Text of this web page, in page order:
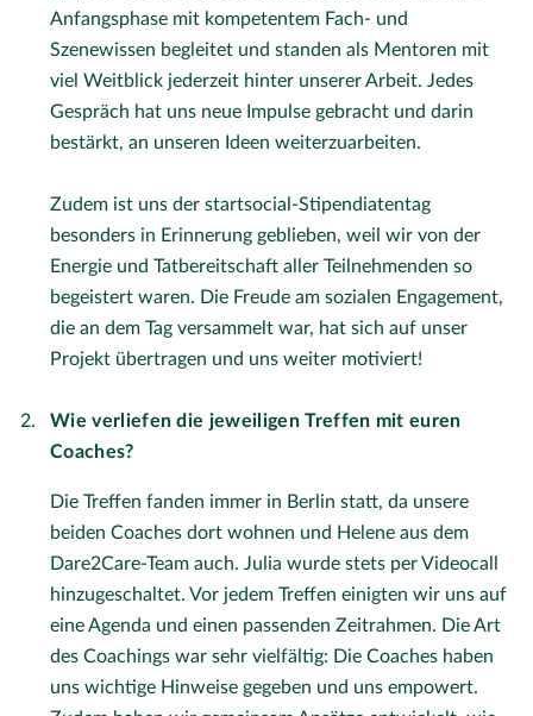
Anfangsphase mit kompetentem Fach- und
Szenewissen begleitet und standen als Mentoren mit
viel Weitblick jederzeit hinter unserer Arbeit. Jedes
Gespräch hat uns neue Impulse gebracht und darin
bestärkt, an unseren Ideen weiterzuarbeiten.
Zudem ist uns der startsocial-Stipendiatentag
besonders in Erinnerung geblieben, weil wir von der
Energie und Tatbereitschaft aller Teilnehmenden so
begeistert waren. Die Freude am sozialen Engagement,
die an dem Tag versammelt war, hat sich auf unser
Projekt übertragen und uns weiter motiviert!
Wie verliefen die jeweiligen Treffen mit euren
Coaches?
Die Treffen fanden immer in Berlin statt, da unsere
beiden Coaches dort wohnen und Helene aus dem
Dare2Care-Team auch. Julia wurde stets per Videocall
hinzugeschaltet. Vor jedem Treffen einigten wir uns auf
eine Agenda und einen passenden Zeitrahmen. Die Art
des Coachings war sehr vielfältig: Die Coaches haben
uns wichtige Hinweise gegeben und uns empowert.